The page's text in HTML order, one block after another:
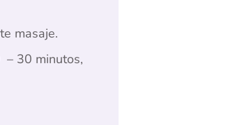
masaje.
– 30 minutos,